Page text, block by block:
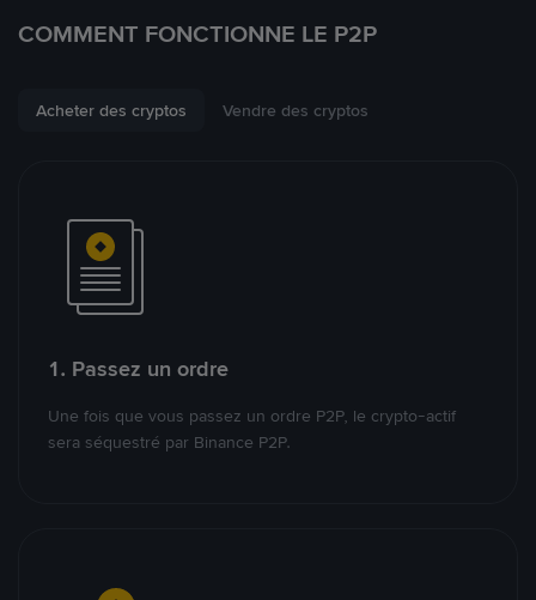
COMMENT FONCTIONNE LE P2P
Acheter des cryptos Vendre des cryptos
1. Passez un ordre
Une fois que vous passez un ordre P2P, le crypto-actif
sera séquestré par Binance P2P.